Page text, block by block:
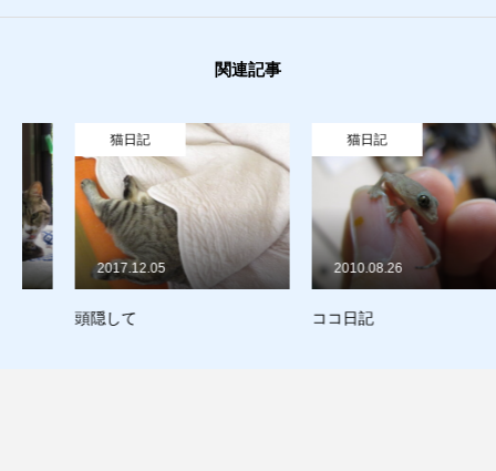
質預かり
買取り
販売
関連記事
頭隠して
2017.12.05
ココ日記
2010.08.26